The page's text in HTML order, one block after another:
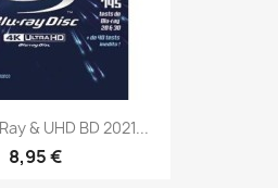
& UHD BD 2021...
8,95 €